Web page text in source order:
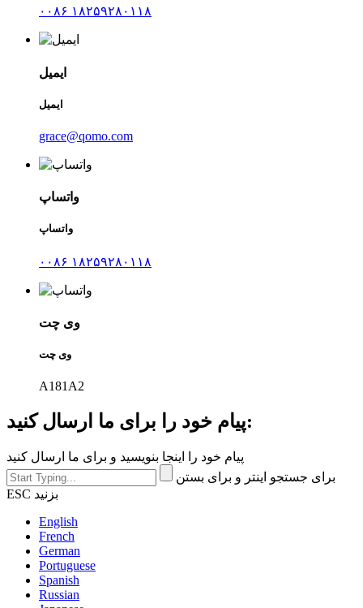
۰۰۸۶ ۱۸۲۵۹۲۸۰۱۱۸
ایمیل
ایمیل
grace@qomo.com
واتساپ
واتساپ
۰۰۸۶ ۱۸۲۵۹۲۸۰۱۱۸
وی چت
وی چت
A181A2
پیام خود را برای ما ارسال کنید:
پیام خود را اینجا بنویسید و برای ما ارسال کنید
برای جستجو اینتر و برای بستن
ESC بزنید
English
French
German
Portuguese
Spanish
Russian